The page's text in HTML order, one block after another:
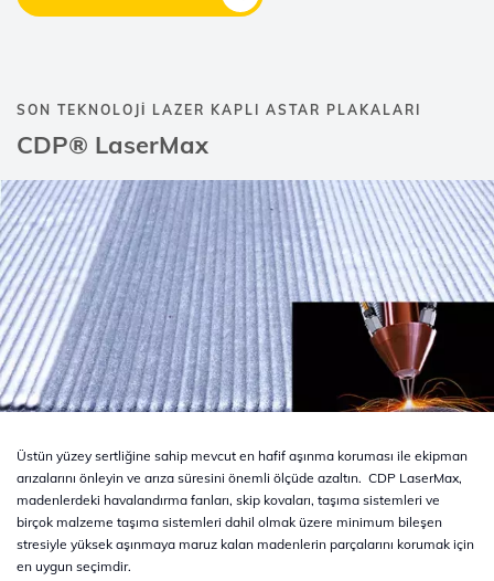
SON TEKNOLOJİ LAZER KAPLI ASTAR PLAKALARI
CDP® LaserMax​
Üstün yüzey sertliğine sahip mevcut en hafif aşınma koruması ile ekipman
arızalarını önleyin ve arıza süresini önemli ölçüde azaltın. CDP LaserMax,
madenlerdeki havalandırma fanları, skip kovaları, taşıma sistemleri ve
birçok malzeme taşıma sistemleri dahil olmak üzere minimum bileşen
stresiyle yüksek aşınmaya maruz kalan madenlerin parçalarını korumak için
en uygun seçimdir.